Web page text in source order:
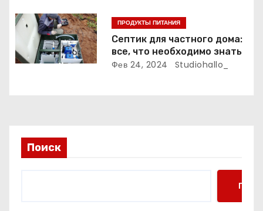
и
я
ПРОДУКТЫ ПИТАНИЯ
Септик для частного дома:
все, что необходимо знать
Фев 24, 2024 Studiohallo_
Поиск
Поиск